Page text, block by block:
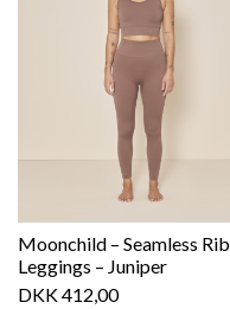
Moonchild – Seamless Rib
Leggings – Juniper
DKK 412,00